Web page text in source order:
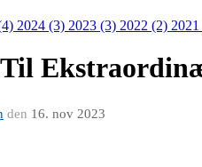
2024 (3) 2023 (3) 2022 (2)
den 16. nov 2023